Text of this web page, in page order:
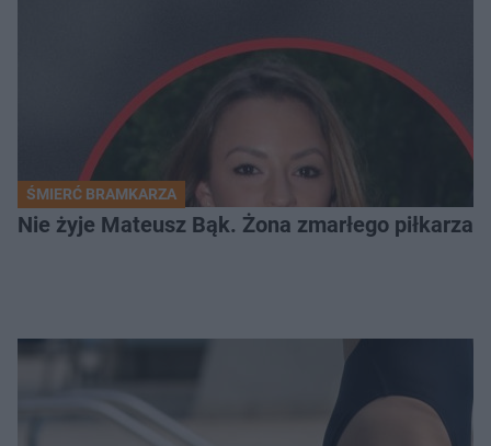
ŚMIERĆ BRAMKARZA
Nie żyje Mateusz Bąk. Żona zmarłego piłkarza